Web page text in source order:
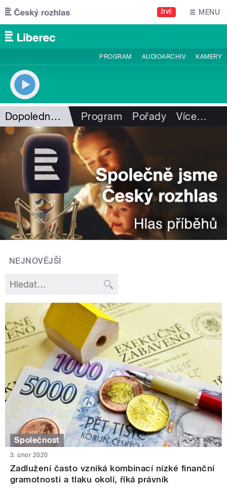
Přejít k hlavnímu obsahu
ŽIVĚ MENU
PROGRAM AUDIOARCHIV KAMERY
Dopoledne pod Ještědem Program Pořady Více…
NEJNOVĚJŠÍ
Společnost
3. únor 2020
Zadlužení často vzniká kombinací nízké finanční
gramotnosti a tlaku okolí, říká právník